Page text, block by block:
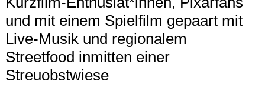
und mit einem Spielfilm gepaart mit
Live-Musik und regionalem
Streetfood inmitten einer
Streuobstwiese